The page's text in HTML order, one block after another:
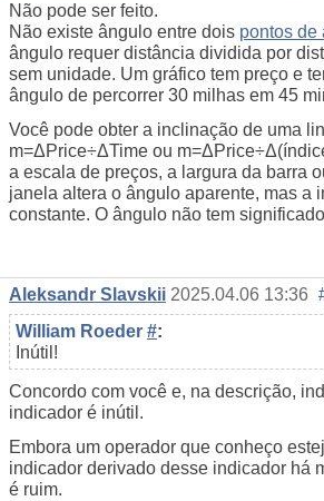
Não pode ser feito.
Não existe ângulo entre dois pontos de
ângulo requer distância dividida por
sem unidade. Um gráfico tem preço e
ângulo de percorrer 30 milhas em 45
Você pode obter a inclinação de uma
m=ΔPrice÷ΔTime ou
a escala de preços, a largura da barra
janela altera o ângulo aparente, mas a
constante. O ângulo não tem
Aleksandr Slavskii 2025.04.06 13:36
William Roeder #:
Inútil!
Concordo com você e, na descrição,
indicador é inútil.
Embora um operador que conheço
indicador derivado desse indicador há
é ruim.